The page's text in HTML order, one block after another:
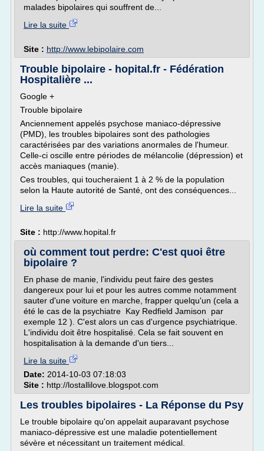
malades bipolaires qui souffrent de...
Lire la suite
Site : http://www.lebipolaire.com
Trouble bipolaire - hopital.fr - Fédération
Hospitalière ...
Google +
Trouble bipolaire
Anciennement appelés psychose maniaco-dépressive
(PMD), les troubles bipolaires sont des pathologies
caractérisées par des variations anormales de l'humeur.
Celle-ci oscille entre périodes de mélancolie (dépression) et
accès maniaques (manie).
Ces troubles, qui toucheraient 1 à 2 % de la population
selon la Haute autorité de Santé, ont des conséquences...
Lire la suite
Site : http://www.hopital.fr
où comment tout perdre: C'est quoi être
bipolaire ?
En phase de manie, l'individu peut faire des gestes
dangereux pour lui et pour les autres comme notamment
sauter d'une voiture en marche, frapper quelqu'un (cela a
été le cas de la psychiatre Kay Redfield Jamison par
exemple 12 ). C'est alors un cas d'urgence psychiatrique.
L'individu doit être hospitalisé. Cela se fait souvent en
hospitalisation à la demande d'un tiers...
Lire la suite
Date: 2014-10-03 07:18:03
Site : http://lostallilove.blogspot.com
Les troubles bipolaires - La Réponse du Psy
Le trouble bipolaire qu'on appelait auparavant psychose
maniaco-dépressive est une maladie potentiellement
sévère et nécessitant un traitement médical.